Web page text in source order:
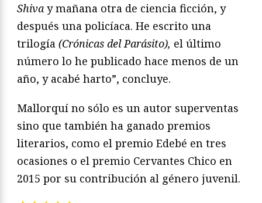
Shiva y mañana otra de ciencia ficción, y
después una policíaca. He escrito una
trilogía (Crónicas del Parásito), el último
número lo he publicado hace menos de un
año, y acabé harto”, concluye.
Mallorquí no sólo es un autor superventas
sino que también ha ganado premios
literarios, como el premio Edebé en tres
ocasiones o el premio Cervantes Chico en
2015 por su contribución al género juvenil.